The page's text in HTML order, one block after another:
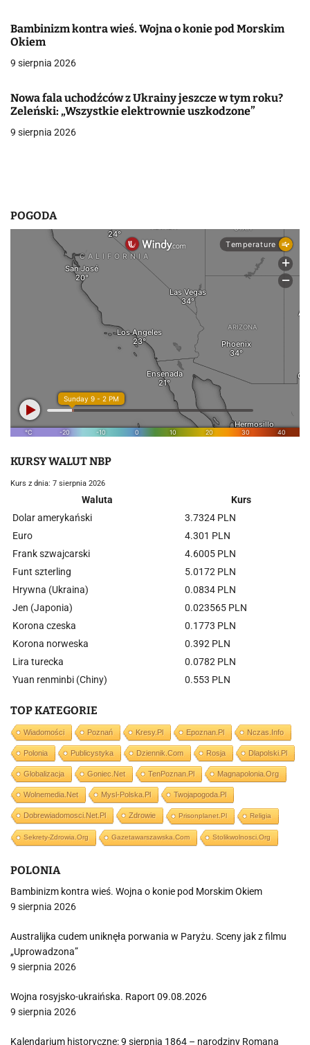
a
w
i
s
Bambinizm kontra wieś. Wojna o konie pod Morskim
Okiem
9 sierpnia 2026
Nowa fala uchodźców z Ukrainy jeszcze w tym roku?
Zeleński: „Wszystkie elektrownie uszkodzone”
9 sierpnia 2026
POGODA
KURSY WALUT NBP
Kurs z dnia: 7 sierpnia 2026
Waluta
Kurs
Dolar amerykański
3.7324 PLN
Euro
4.301 PLN
Frank szwajcarski
4.6005 PLN
Funt szterling
5.0172 PLN
Hrywna (Ukraina)
0.0834 PLN
Jen (Japonia)
0.023565 PLN
Korona czeska
0.1773 PLN
Korona norweska
0.392 PLN
Lira turecka
0.0782 PLN
Yuan renminbi (Chiny)
0.553 PLN
TOP KATEGORIE
Wiadomości Poznań Kresy.pl Epoznan.pl Nczas.info
Polonia Publicystyka Dziennik.com Rosja Dlapolski.pl
Globalizacja Goniec.net TenPoznan.pl Magnapolonia.org
Wolnemedia.net Mysl-Polska.pl Twojapogoda.pl
Dobrewiadomosci.net.pl Zdrowie Prisonplanet.pl Religia
Sekrety-Zdrowia.org Gazetawarszawska.com Stolikwolnosci.org
POLONIA
Bambinizm kontra wieś. Wojna o konie pod Morskim Okiem
9 sierpnia 2026
Australijka cudem uniknęła porwania w Paryżu. Sceny jak z filmu
„Uprowadzona”
9 sierpnia 2026
Wojna rosyjsko-ukraińska. Raport 09.08.2026
9 sierpnia 2026
Kalendarium historyczne: 9 sierpnia 1864 – narodziny Romana